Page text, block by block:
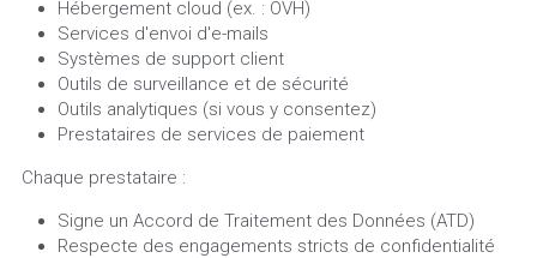
Hébergement cloud (ex. : OVH)
Services d'envoi d'e-mails
Systèmes de support client
Outils de surveillance et de sécurité
Outils analytiques (si vous y consentez)
Prestataires de services de paiement
Chaque prestataire :
Signe un Accord de Traitement des Données (ATD)
Respecte des engagements stricts de confidentialité